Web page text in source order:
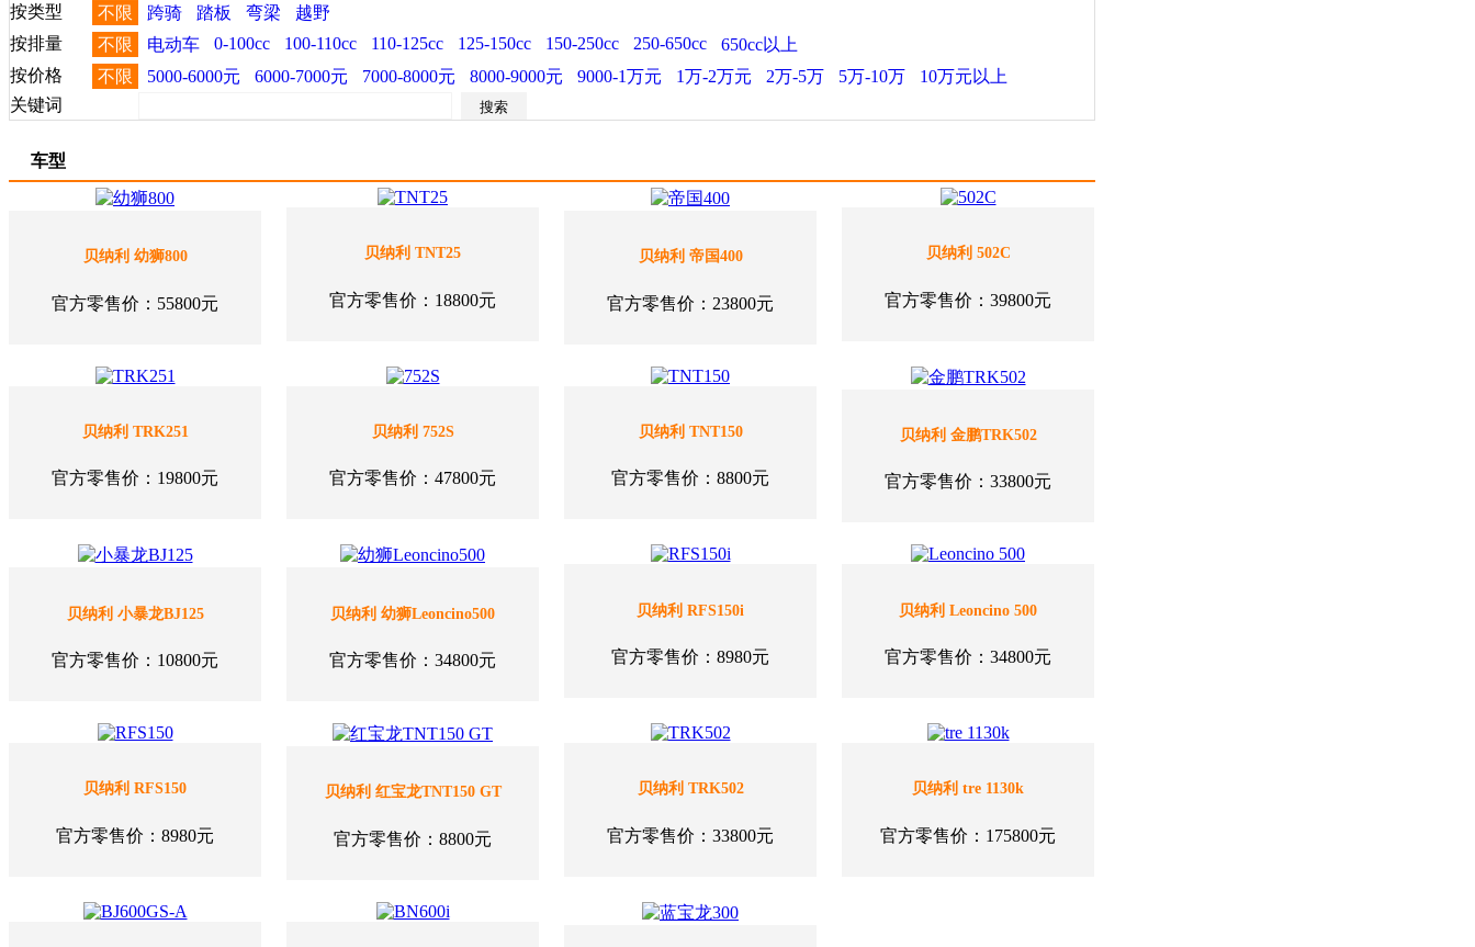
按类型
不限 跨骑 踏板 弯梁
越野
按排量
不限 电动车 0-100cc 100-110cc 110-125cc 125-150cc 150-250cc 250-650cc
650cc以上
按价格
不限 5000-6000元 6000-7000元 7000-8000元 8000-9000元 9000-1万元 1万-2万元 2万-5万 5万-10万
10万元以上
关键词
车型
贝纳利 幼狮800
官方零售价：55800元
贝纳利 TNT25
官方零售价：18800元
贝纳利 帝国400
官方零售价：23800元
贝纳利 502C
官方零售价：39800元
贝纳利 TRK251
官方零售价：19800元
贝纳利 752S
官方零售价：47800元
贝纳利 TNT150
官方零售价：8800元
贝纳利 金鹏TRK502
官方零售价：33800元
贝纳利 小暴龙BJ125
官方零售价：10800元
贝纳利 幼狮Leoncino500
官方零售价：34800元
贝纳利 RFS150i
官方零售价：8980元
贝纳利 Leoncino 500
官方零售价：34800元
贝纳利 RFS150
官方零售价：8980元
贝纳利 红宝龙TNT150 GT
官方零售价：8800元
贝纳利 TRK502
官方零售价：33800元
贝纳利 tre 1130k
官方零售价：175800元